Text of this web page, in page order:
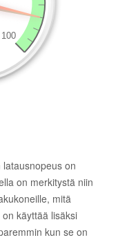
on
on merkitystä niin
mitä
käyttää lisäksi
kun se on